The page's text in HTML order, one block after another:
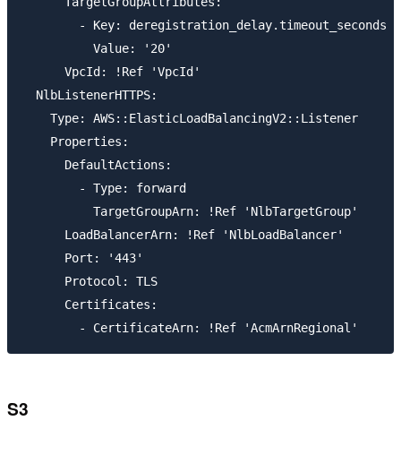
        - Key: deregistration_delay.timeout_seconds
          Value: '20'
      VpcId: !Ref 'VpcId'
  NlbListenerHTTPS:
    Type: AWS::ElasticLoadBalancingV2::Listener
    Properties:
      DefaultActions:
        - Type: forward
          TargetGroupArn: !Ref 'NlbTargetGroup'
      LoadBalancerArn: !Ref 'NlbLoadBalancer'
      Port: '443'
      Protocol: TLS
      Certificates:
S3